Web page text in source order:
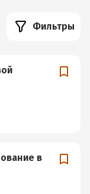
Фильтры
в